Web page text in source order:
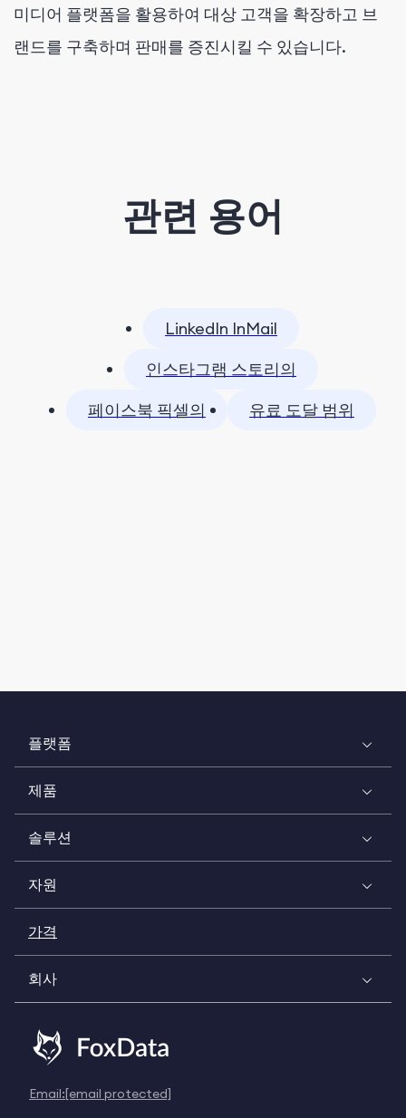
미디어 플랫폼을 활용하여 대상 고객을 확장하고 브
랜드를 구축하며 판매를 증진시킬 수 있습니다.
관련 용어
LinkedIn InMail
인스타그램 스토리의
페이스북 픽셀의
유료 도달 범위
플랫폼
제품
솔루션
자원
가격
회사
Email:[email protected]